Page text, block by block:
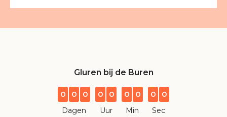
Gluren bij de Buren
0 0 0
Dagen
0 0
Uur
0 0
Min
0 0
Sec